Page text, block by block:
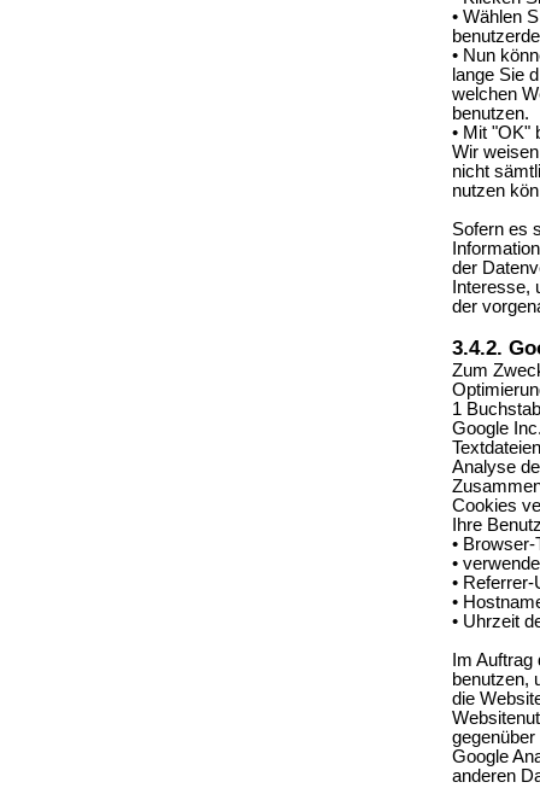
• Wählen
• Nun
lange Sie
welchen
benutzen.
• Mit "OK"
Wir
nicht
nutzen
Sofern es
der
Interesse,
der
3.4.2.
Zum
1
Google
Analyse
Cookies
Ihre
•
•
•
•
• Uhrzeit
Im
benutzen,
die
Google
anderen